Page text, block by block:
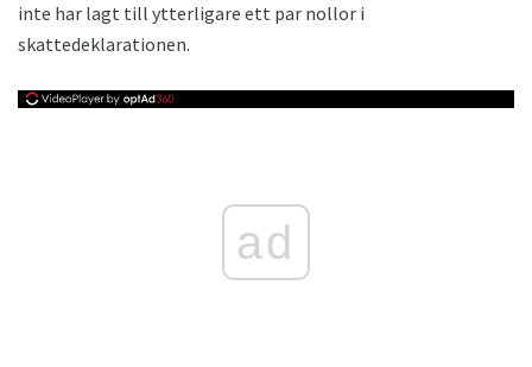
inte har lagt till ytterligare ett par nollor i
skattedeklarationen.
ad